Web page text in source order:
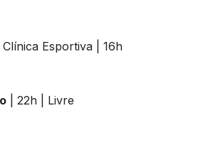
Clínica Esportiva | 16h
| 22h | Livre